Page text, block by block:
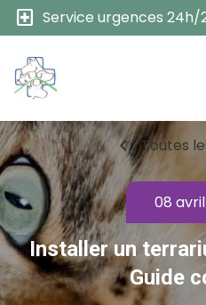
local_hospital Service urgences 24h/
chevron_left Toutes
08
Installer un
Guide